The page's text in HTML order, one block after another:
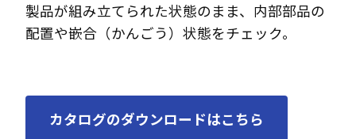
製品が組み立てられた状態のまま、内部部品の
配置や嵌合（かんごう）状態をチェック。
カタログのダウンロードはこちら